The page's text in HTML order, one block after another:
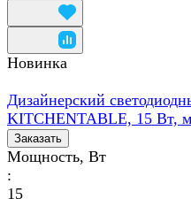
Новинка
Дизайнерский
KITCHENTABLE, 15 Вт,
Заказать
Мощность, Вт
:
15